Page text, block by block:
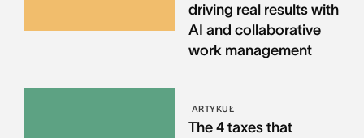
driving real results with
AI and collaborative
work management
ARTYKUŁ
The 4 taxes that